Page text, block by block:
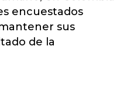
encuestados
sus
de la